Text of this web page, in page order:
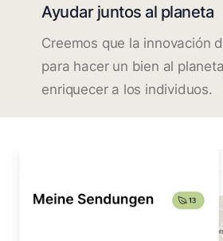
Ayudar juntos al planeta
Creemos que la innovación
para hacer un bien al
enriquecer a los individuos.